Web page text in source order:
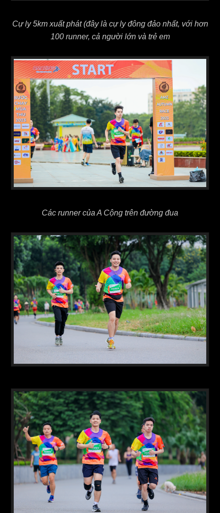
Cự ly 5km xuất phát (đây là cự ly đông đảo nhất, với hơn
100 runner, cả người lớn và trẻ em
Các runner của A Cộng trên đường đua